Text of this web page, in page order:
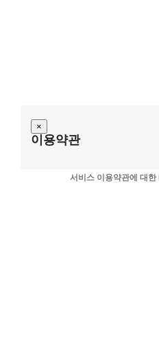
×
이용약관
서비스 이용약관에 대